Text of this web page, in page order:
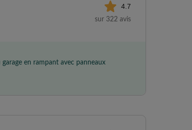
4.7
sur 322 avis
en rampant avec panneaux